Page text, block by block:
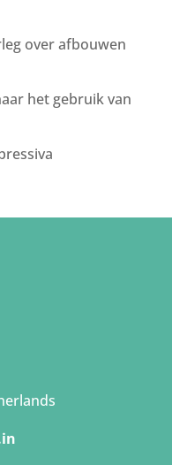
over afbouwen
het gebruik van